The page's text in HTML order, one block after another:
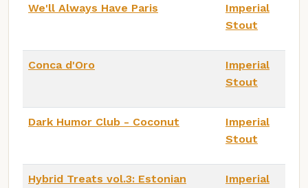
We'll Always Have Paris
Imperial
Stout
Conca d'Oro
Imperial
Stout
Dark Humor Club - Coconut
Imperial
Stout
Hybrid Treats vol.3: Estonian
Imperial